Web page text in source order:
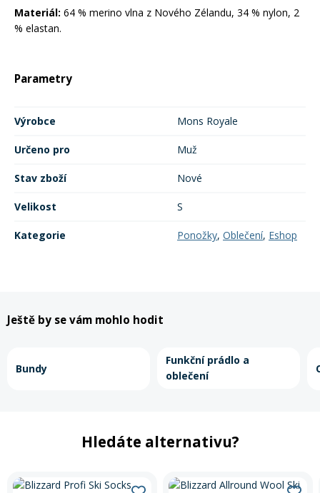
Materiál: 64 % merino vlna z Nového Zélandu, 34 % nylon, 2
% elastan.
Parametry
Výrobce Mons Royale
Určeno pro Muž
Stav zboží Nové
Velikost S
Kategorie Ponožky, Oblečení, Eshop
Ještě by se vám mohlo hodit
Bundy
Funkční prádlo a
oblečení
Hledáte alternativu?